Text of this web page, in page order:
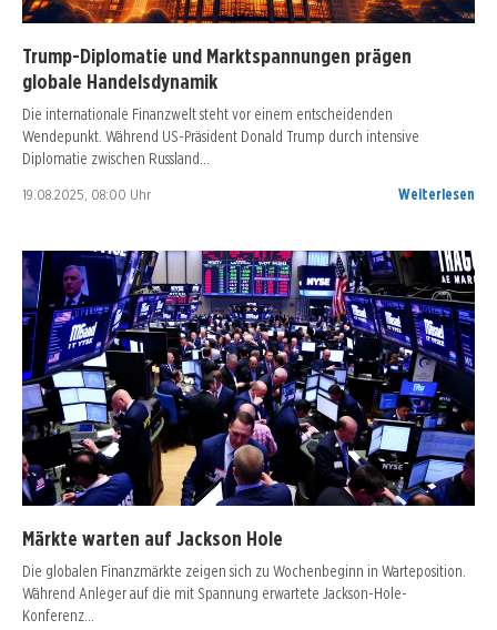
Trump-Diplomatie und Marktspannungen prägen
globale Handelsdynamik
Die internationale Finanzwelt steht vor einem entscheidenden
Wendepunkt. Während US-Präsident Donald Trump durch intensive
Diplomatie zwischen Russland…
19.08.2025, 08:00 Uhr Weiterlesen
Märkte warten auf Jackson Hole
Die globalen Finanzmärkte zeigen sich zu Wochenbeginn in Warteposition.
Während Anleger auf die mit Spannung erwartete Jackson-Hole-
Konferenz…